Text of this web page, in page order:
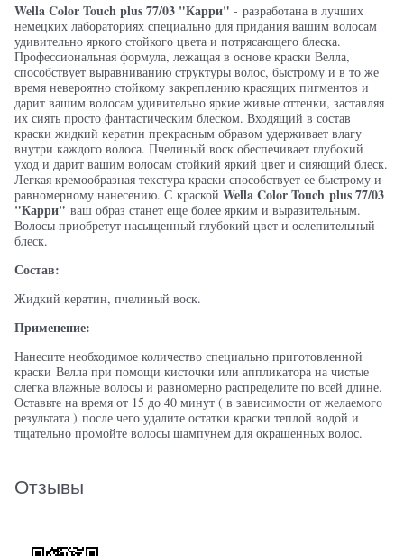
Wella Color Touchplus 77/03 "Карри" - разработана в лучших
немецких лабораториях специально для придания вашим волосам
удивительно яркого стойкого цвета и потрясающего блеска.
Профессиональная формула, лежащая в основе краски Велла,
способствует выравниванию структуры волос, быстрому и в то же
время невероятно стойкому закреплению красящих пигментов и
дарит вашим волосам удивительно яркие живые оттенки, заставляя
их сиять просто фантастическим блеском. Входящий в состав
краски жидкий кератин прекрасным образом удерживает влагу
внутри каждого волоса. Пчелиный воск обеспечивает глубокий
уход и дарит вашим волосам стойкий яркий цвет и сияющий блеск.
Легкая кремообразная текстура краски способствует ее быстрому и
равномерному нанесению. С краской Wella Color Touch plus 77/03
"Карри" ваш образ станет еще более ярким и выразительным.
Волосы приобретут насыщенный глубокий цвет и ослепительный
блеск.
Состав:
Жидкий кератин, пчелиный воск.
Применение:
Нанесите необходимое количество специально приготовленной
краски Велла при помощи кисточки или аппликатора на чистые
слегка влажные волосы и равномерно распределите по всей длине.
Оставьте на время от 15 до 40 минут ( в зависимости от желаемого
результата ) после чего удалите остатки краски теплой водой и
тщательно промойте волосы шампунем для окрашенных волос.
Отзывы